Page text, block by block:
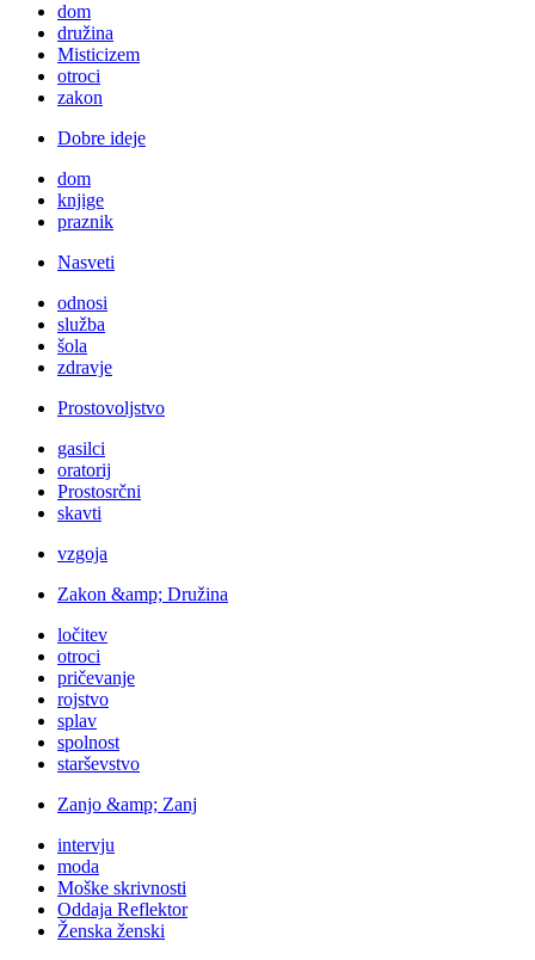
dom
družina
Misticizem
otroci
zakon
Dobre ideje
dom
knjige
praznik
Nasveti
odnosi
služba
šola
zdravje
Prostovoljstvo
gasilci
oratorij
Prostosrčni
skavti
vzgoja
Zakon &amp; Družina
ločitev
otroci
pričevanje
rojstvo
splav
spolnost
starševstvo
Zanjo &amp; Zanj
intervju
moda
Moške skrivnosti
Oddaja Reflektor
Ženska ženski